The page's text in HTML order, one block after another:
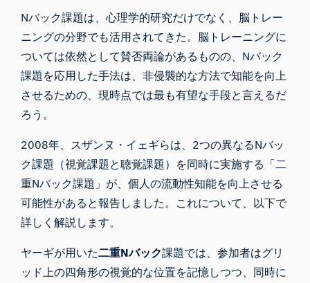
Nバック課題は、心理学的研究だけでなく、 脳トレー
ニングの分野でも活用されてきた。脳トレーニングに
ついては依然として賛否両論があるものの、Nバック
課題を応用した手法は、非侵襲的な方法で知能を向上
させるための、現時点では最も有望な手段と言えるだ
ろう。
2008年、スザンヌ ・イェギらは、 2つの異なるNバッ
ク課題（視覚課題と聴覚課題）を同時に実施する「二
重Nバック課題」が、個人の流動性知能を向上させる
可能性があると報告しました 。これについて、以下で
詳しく解説します。
ヤーギが用いた二重Nバック課題では、参加者はグリ
ッド上の四角形の視覚的な位置を記憶しつつ、同時に